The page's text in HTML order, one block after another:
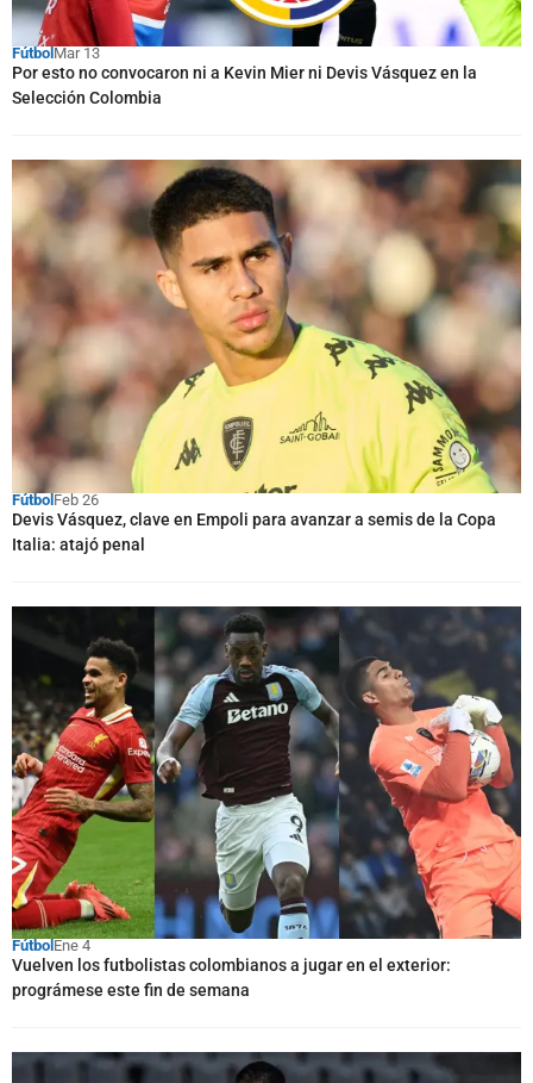
Fútbol Mar 13
Por esto no convocaron ni a Kevin Mier ni Devis Vásquez en la
Selección Colombia
FútbolFeb 26
Devis Vásquez, clave en Empoli para avanzar a semis de la Copa
Italia: atajó penal
Fútbol Ene 4
Vuelven los futbolistas colombianos a jugar en el exterior:
prográmese este fin de semana